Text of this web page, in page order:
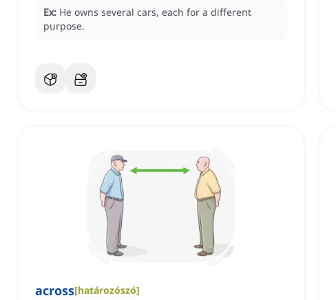
Ex: He owns several cars, each for a different
purpose.
across[határozószó]